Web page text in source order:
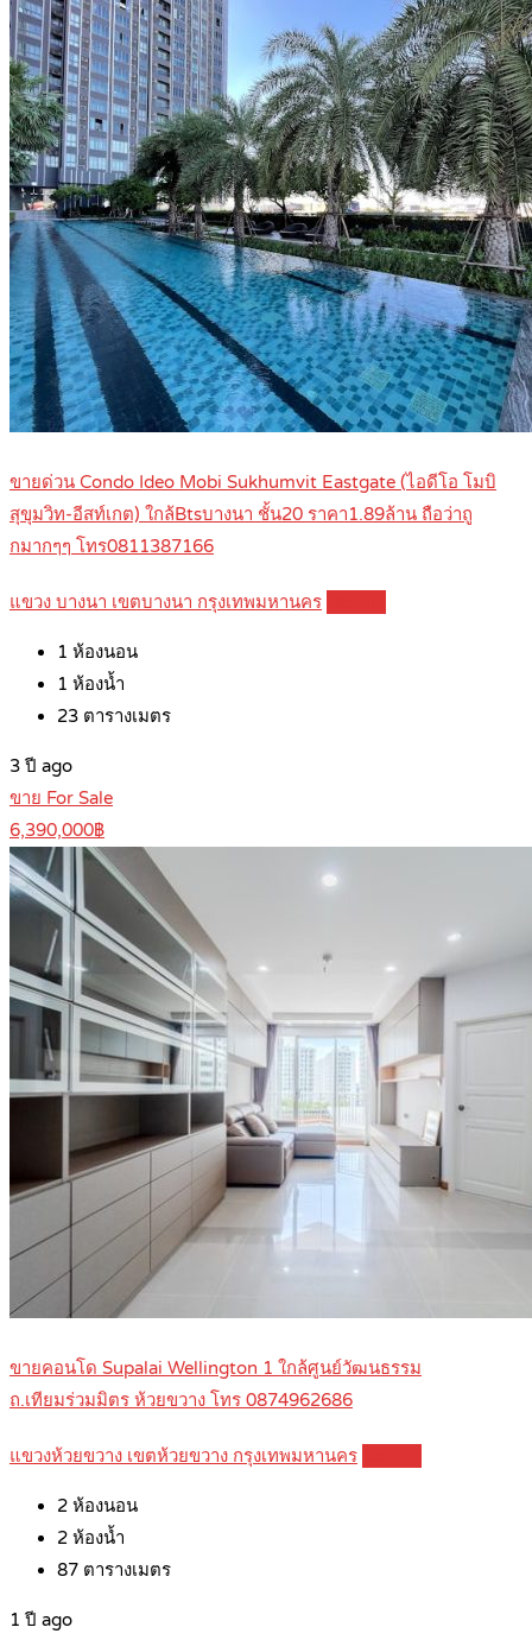
ขายด่วน Condo Ideo Mobi Sukhumvit Eastgate (ไอดีโอ โมบิ
สุขุมวิท-อีสท์เกต) ใกล้Btsบางนา ชั้น20 ราคา1.89ล้าน ถือว่าถู
กมากๆๆ โทร0811387166
แขวง บางนา เขตบางนา กรุงเทพมหานคร
1 ห้องนอน
1 ห้องน้ำ
23 ตารางเมตร
3 ปี ago
ขาย For Sale
6,390,000฿
ขายคอนโด Supalai Wellington 1 ใกล้ศูนย์วัฒนธรรม
ถ.เทียมร่วมมิตร ห้วยขวาง โทร 0874962686
แขวงห้วยขวาง เขตห้วยขวาง กรุงเทพมหานคร
2 ห้องนอน
2 ห้องน้ำ
87 ตารางเมตร
1 ปี ago